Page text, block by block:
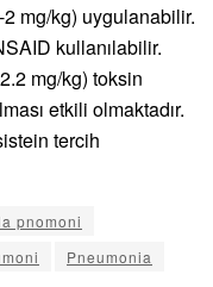
mg/kg) uygulanabilir.
kullanılabilir.
mg/kg) toksin
etkili olmaktadır.
tercih
pnomoni
Pneumonia